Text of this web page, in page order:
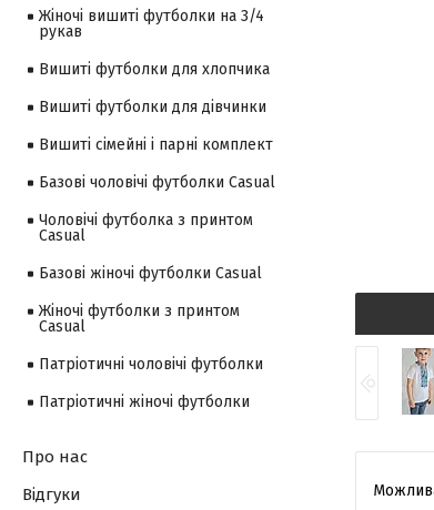
Жіночі вишиті футболки на 3/4
рукав
Вишиті футболки для хлопчика
Вишиті футболки для дівчинки
Вишиті сімейні і парні комплект
Базові чоловічі футболки Casual
Чоловічі футболка з принтом
Casual
Базові жіночі футболки Casual
Жіночі футболки з принтом
Casual
Патріотичні чоловічі футболки
Патріотичні жіночі футболки
Про нас
Відгуки